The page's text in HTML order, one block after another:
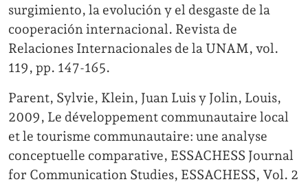
surgimiento, la evolución y el desgaste de la
cooperación internacional. Revista de
Relaciones Internacionales de la UNAM, vol.
119, pp. 147-165.
Parent, Sylvie, Klein, Juan Luis y Jolin, Louis,
2009, Le développement communautaire local
et le tourisme communautaire: une analyse
conceptuelle comparative, ESSACHESS Journal
for Communication Studies, ESSACHESS, Vol. 2